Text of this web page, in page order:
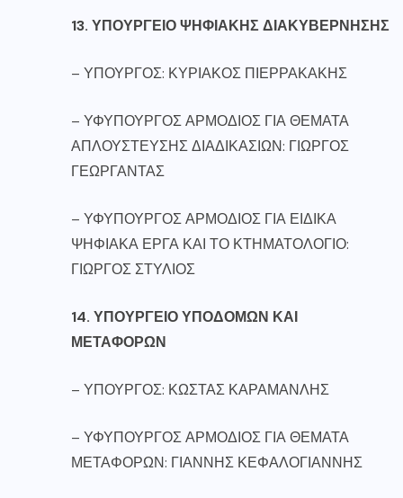
13. ΥΠΟΥΡΓΕΙΟ ΨΗΦΙΑΚΗΣ ΔΙΑΚΥΒΕΡΝΗΣΗΣ
– ΥΠΟΥΡΓΟΣ: ΚΥΡΙΑΚΟΣ ΠΙΕΡΡΑΚΑΚΗΣ
– ΥΦΥΠΟΥΡΓΟΣ ΑΡΜΟΔΙΟΣ ΓΙΑ ΘΕΜΑΤΑ
ΑΠΛΟΥΣΤΕΥΣΗΣ ΔΙΑΔΙΚΑΣΙΩΝ: ΓΙΩΡΓΟΣ
ΓΕΩΡΓΑΝΤΑΣ
– ΥΦΥΠΟΥΡΓΟΣ ΑΡΜΟΔΙΟΣ ΓΙΑ ΕΙΔΙΚΑ
ΨΗΦΙΑΚΑ ΕΡΓΑ ΚΑΙ ΤΟ ΚΤΗΜΑΤΟΛΟΓΙΟ:
ΓΙΩΡΓΟΣ ΣΤΥΛΙΟΣ
14. ΥΠΟΥΡΓΕΙΟ ΥΠΟΔΟΜΩΝ ΚΑΙ
ΜΕΤΑΦΟΡΩΝ
– ΥΠΟΥΡΓΟΣ: ΚΩΣΤΑΣ ΚΑΡΑΜΑΝΛΗΣ
– ΥΦΥΠΟΥΡΓΟΣ ΑΡΜΟΔΙΟΣ ΓΙΑ ΘΕΜΑΤΑ
ΜΕΤΑΦΟΡΩΝ: ΓΙΑΝΝΗΣ ΚΕΦΑΛΟΓΙΑΝΝΗΣ